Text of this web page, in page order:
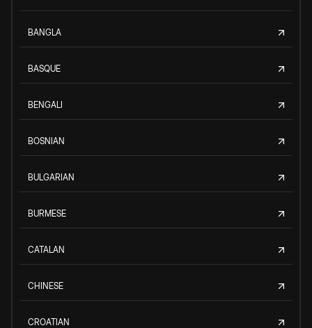
BANGLA
BASQUE
BENGALI
BOSNIAN
BULGARIAN
BURMESE
CATALAN
CHINESE
CROATIAN